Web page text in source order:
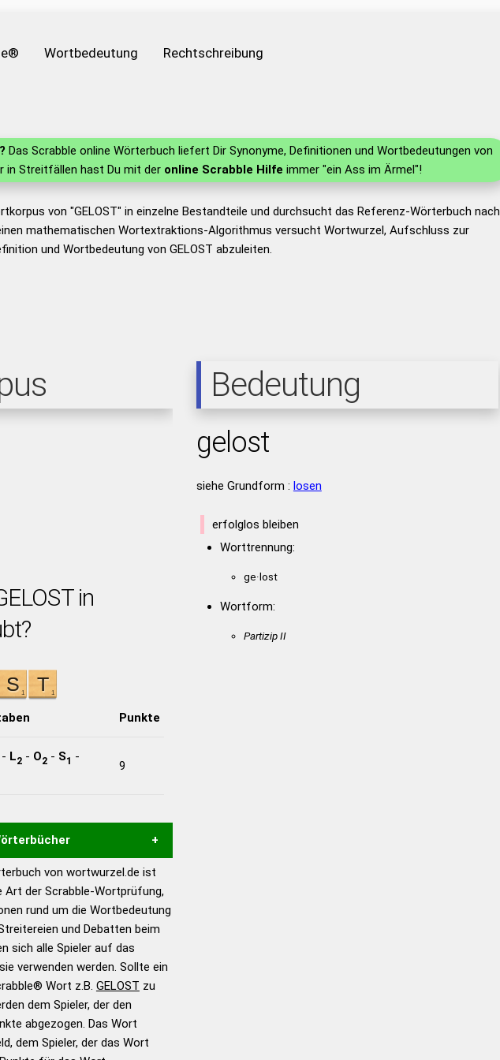
Wortbedeutung Rechtschreibung
Das Scrabble online Wörterbuch liefert Dir Synonyme, Definitionen und Wortbedeutungen von
in Streitfällen hast Du mit der online Scrabble Hilfe immer "ein Ass im Ärmel"!
von "GELOST" in einzelne Bestandteile und durchsucht das Referenz-Wörterbuch nach
mathematischen Wortextraktions-Algorithmus versucht Wortwurzel, Aufschluss zur
und Wortbedeutung von GELOST abzuleiten.
in
Punkte
- L2- O2- S1 -
9
eines semantischen
gute Anhaltspunkte zu
und Wortform, um die
das Scrabble-Spiel zu
Turnier Scrabble-
– Standardwerk in 12
– Richtiges und gutes
von wortwurzel.de ist
Art der Scrabble-Wortprüfung,
rund um die Wortbedeutung
und Debatten beim
sich alle Spieler auf das
verwenden werden. Sollte ein
Wort z.B. GELOST zu
dem Spieler, der den
abgezogen. Das Wort
dem Spieler, der das Wort
Bedeutung
gelost
siehe Grundform : losen
erfolglos bleiben
Worttrennung:
ge·lost
Wortform:
Partizip II